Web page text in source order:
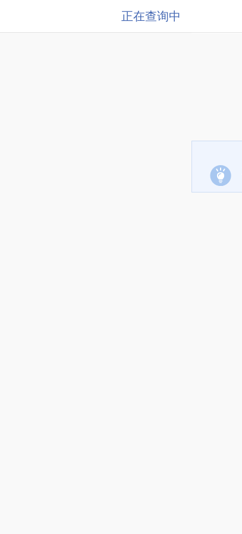
正在查询中